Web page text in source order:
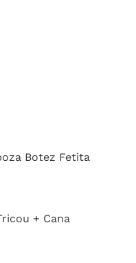
Botez Fetita
+ Cana